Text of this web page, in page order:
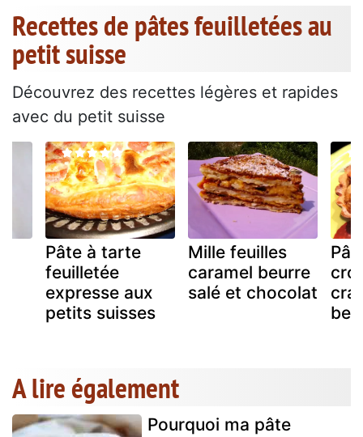
Recettes de pâtes feuilletées au
petit suisse
Découvrez des recettes légères et rapides
avec du petit suisse
Pâte à tarte
feuilletée
expresse aux
petits suisses
Mille feuilles
caramel beurre
salé et chocolat
A lire également
Pourquoi ma pâte